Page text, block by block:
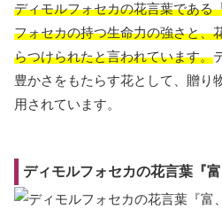
ディモルフォセカの花言葉である
フォセカの持つ生命力の強さと、
らつけられたと言われています。
豊かさをもたらす花として、贈り
用されています。
ディモルフォセカの花言葉『